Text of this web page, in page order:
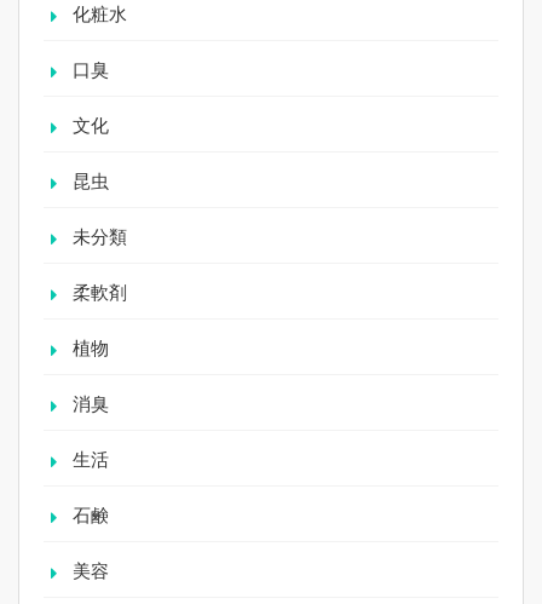
化粧水
口臭
文化
昆虫
未分類
柔軟剤
植物
消臭
生活
石鹸
美容